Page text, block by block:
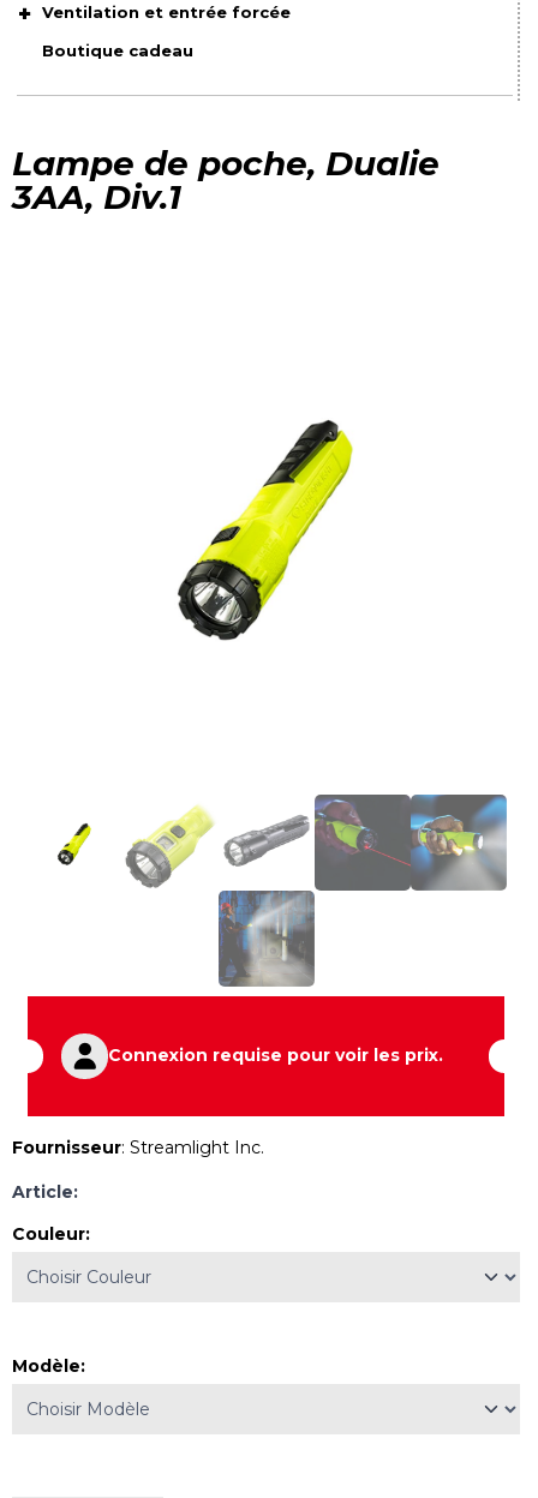
Ventilation et entrée forcée
Boutique cadeau
Lampe de poche, Dualie
3AA, Div.1
Connexion requise pour voir les prix.
Fournisseur: Streamlight Inc.
Article:
Couleur:
Modèle: